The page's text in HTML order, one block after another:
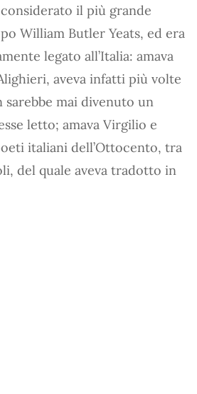
il più grande
William Butler Yeats, ed era
legato all’Italia: amava
aveva infatti più volte
mai divenuto un
letto; amava Virgilio e
italiani dell’Ottocento, tra
del quale aveva tradotto in